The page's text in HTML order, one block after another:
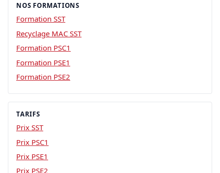
NOS FORMATIONS
Formation SST
Recyclage MAC SST
Formation PSC1
Formation PSE1
Formation PSE2
TARIFS
Prix SST
Prix PSC1
Prix PSE1
Prix PSE2